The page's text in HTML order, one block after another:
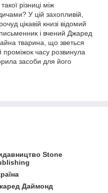
різниці між
У цій захопливій,
цікавій книзі відомий
письменник і вчений Джаред
тварина, що зветься
часу розвинула
засоби для його
Stone
Даймонд